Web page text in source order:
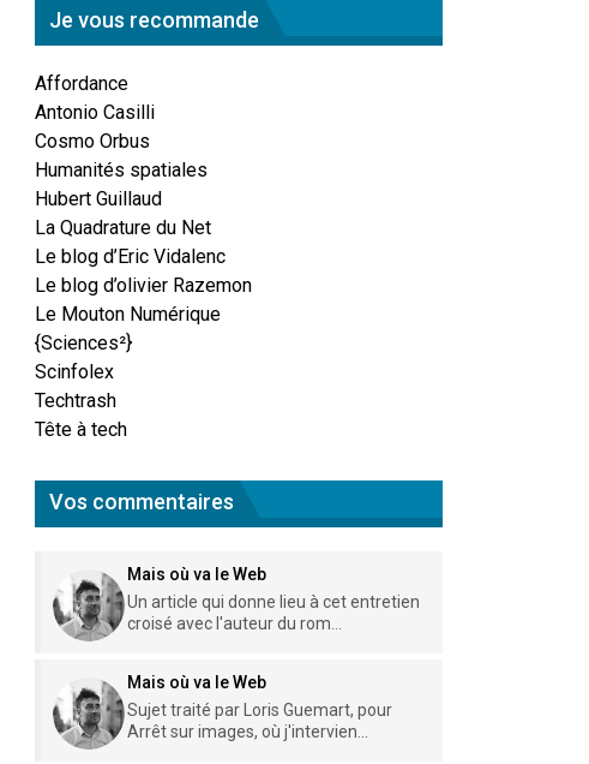
Je vous recommande
Affordance
Antonio Casilli
Cosmo Orbus
Humanités spatiales
Hubert Guillaud
La Quadrature du Net
Le blog d’Eric Vidalenc
Le blog d’olivier Razemon
Le Mouton Numérique
{Sciences²}
Scinfolex
Techtrash
Tête à tech
Vos commentaires
Mais où va le Web
Un article qui donne lieu à cet entretien
croisé avec l'auteur du rom...
Mais où va le Web
Sujet traité par Loris Guemart, pour
Arrêt sur images, où j'intervien...